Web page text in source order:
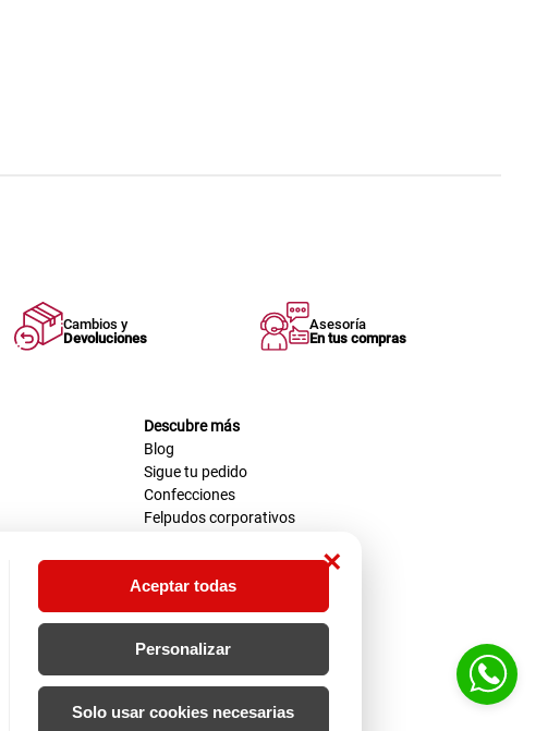
×
Aceptar todas
Personalizar
Solo usar cookies necesarias
Cambios y
Devoluciones
Asesoría
En tus compras
Descubre más
Blog
Sigue tu pedido
Confecciones
Felpudos corporativos